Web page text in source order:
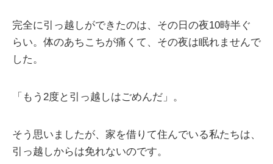
完全に引っ越しができたのは、その日の夜10時半ぐ
らい。体のあちこちが痛くて、その夜は眠れませんで
した。
「もう2度と引っ越しはごめんだ」。
そう思いましたが、家を借りて住んでいる私たちは、
引っ越しからは免れないのです。